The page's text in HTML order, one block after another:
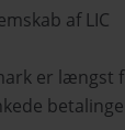
af LIC
er længst